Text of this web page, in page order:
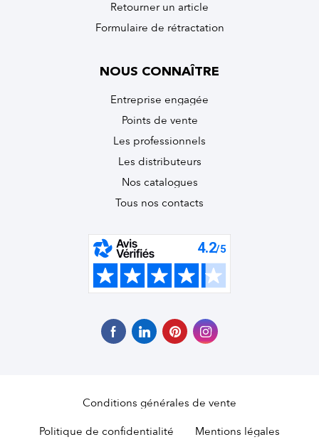
Retourner un article
Formulaire de rétractation
NOUS CONNAÎTRE
Entreprise engagée
Points de vente
Les professionnels
Les distributeurs
Nos catalogues
Tous nos contacts
Conditions générales de vente
Politique de confidentialité Mentions légales